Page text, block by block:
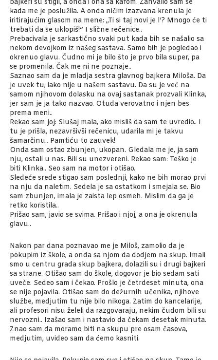
bajkeri su stigli, a onda i ona sa kafom. Zahvalio sam se
kada me je poslužila. A onda ničim izazvana krenula je
iritirajućim glasom na mene: ,,Ti si taj novi je l’? Mnogo će ti
trebati da se uklopiš!” I slične rečenice..
Prebacivala je sarkastično svaki put kada bih se našalio sa
nekom devojkom iz našeg sastava. Samo bih je pogledao i
okrenuo glavu. Čudno mi je bilo što je prvo bila super, pa
se promenila. Čak me ni ne poznaje..
Saznao sam da je mladja sestra glavnog bajkera Miloša. Da
je uvek tu, iako nije u našem sastavu. Da su je već na
samom njihovom dolasku na ovaj sastanak prozvali Klinka,
jer sam je ja tako nazvao. Otuda verovatno i njen bes
prema meni..
Rekao sam joj: Slušaj mala, ako misliš da sam te uvredio.. I
tu je prišla, nezavršivši rečenicu, udarila mi je takvu
šamarčinu.. Pamtiću to zauvek!
Onda sam ostao zbunjen, ukopan. Gledala me je, ja sam
nju, ostali u nas. Bili su unezvereni. Rekao sam: Teško je
biti Klinka.. Seo sam na motor i otišao.
Sledeće srede stigao sam poslednji, kako ne bih morao prvi
na nju da naletim. Sedela je sa ostatkom i smejala se. Bio
sam zbunjen, imala je zaista lep osmeh. Mislim da ga je
retko koristila..
Prišao sam, javio se svima. Prišao i njoj, a ona je okrenula
glavu..
Nakon par dana poznavao me je Miloš, zamolio da je
pokupim iz škole, a onda sa njom da dodjem na skup. Imali
smo u centru grada skup bajkera, dolazili su i drugi bajkeri
sa strane. Otišao sam do škole, dogovor je bio sedam sati
uveče. Sedeo sam i čekao. Prošlo je četrdeset minuta, ona
se nije pojavila. Otišao sam do dežurnih učenika, njihove
službe, medjutim tu nije bilo nikoga. Zatim do kancelarije,
ali profesori nisu želeli da razgovaraju, nekim čudom bili su
nervozni.. Izašao sam i nastavio da čekam desetak minuta.
Znao sam da moramo biti na skupu pre osam časova,
medjutim, uvideo sam da ćemo kasniti.